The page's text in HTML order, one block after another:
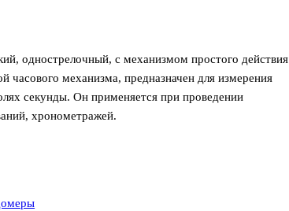
однострелочный, с механизмом простого действия
часового механизма, предназначен для измерения
секунды. Он применяется при проведении
хронометражей.